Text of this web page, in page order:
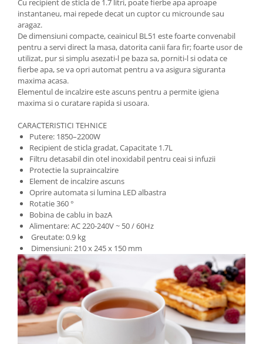
Cu recipient de sticla de 1.7 litri, poate fierbe apa aproape
instantaneu, mai repede decat un cuptor cu microunde sau
aragaz.
De dimensiuni compacte, ceainicul BL51 este foarte convenabil
pentru a servi direct la masa, datorita canii fara fir; foarte usor de
utilizat, pur si simplu asezati-l pe baza sa, porniti-l si odata ce
fierbe apa, se va opri automat pentru a va asigura siguranta
maxima acasa.
Elementul de incalzire este ascuns pentru a permite igiena
maxima si o curatare rapida si usoara.
CARACTERISTICI TEHNICE
Putere: 1850–2200W
Recipient de sticla gradat, Capacitate 1.7L
Filtru detasabil din otel inoxidabil pentru ceai si infuzii
Protectie la supraincalzire
Element de incalzire ascuns
Oprire automata si lumina LED albastra
Rotatie 360 ​​°
Bobina de cablu in bazA
Alimentare: AC 220-240V ~ 50 / 60Hz
Greutate: 0.9 kg
Dimensiuni: 210 x 245 x 150 mm